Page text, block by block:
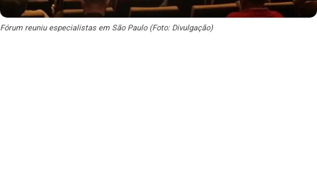
Fórum reuniu especialistas em São Paulo (Foto: Divulgação)